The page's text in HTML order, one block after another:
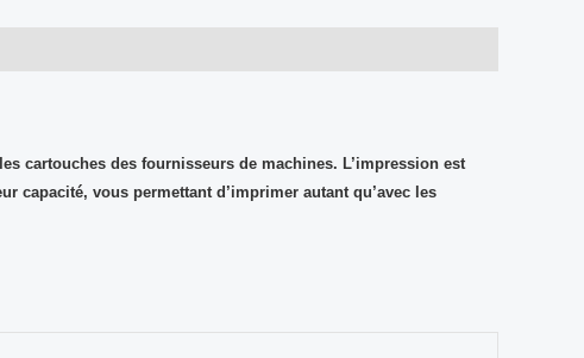
cartouches des fournisseurs de machines. L’impression est
capacité, vous permettant d’imprimer autant qu’avec les